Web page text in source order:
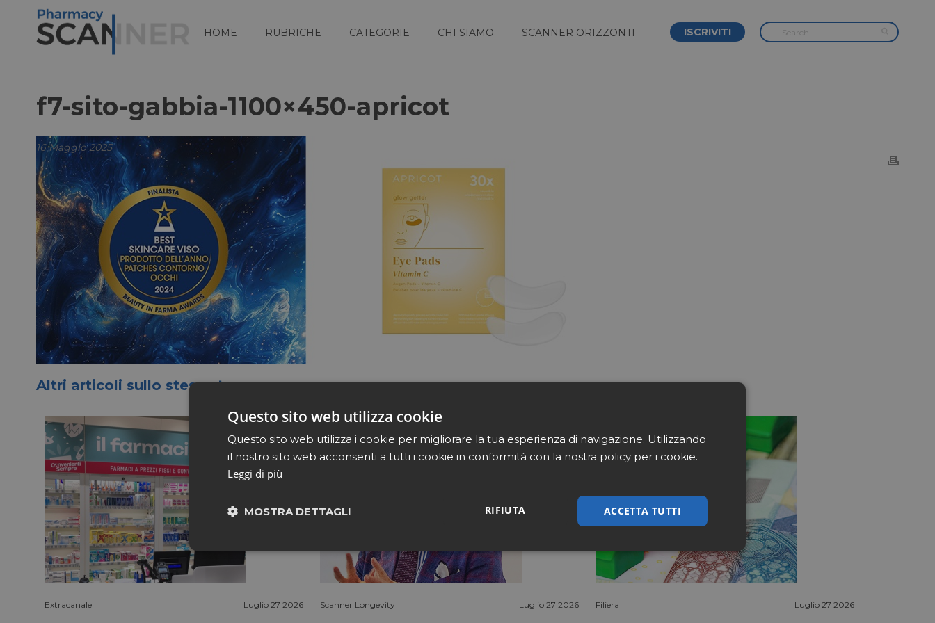
HOME RUBRICHE CATEGORIE CHI SIAMO SCANNER ORIZZONTI ISCRIVITI
f7-sito-gabbia-1100×450-apricot
16 Maggio 2025
Altri articoli sullo stesso tema
Extracanale Luglio 27 2026 Scanner Longevity Luglio 27 2026 Filiera Luglio 27 2026
Questo sito web utilizza cookie
Questo sito web utilizza i cookie per migliorare la tua esperienza di navigazione. Utilizzando
il nostro sito web acconsenti a tutti i cookie in conformità con la nostra policy per i cookie.
Leggi di più
ACCETTA TUTTI
RIFIUTA
MOSTRA DETTAGLI
Necessari Marketing Non classificati